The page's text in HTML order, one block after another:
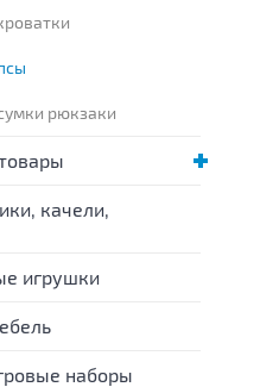
рюкзаки
качели,
игрушки
наборы